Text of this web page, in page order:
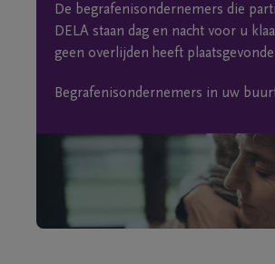
De begrafenisondernemers die
DELA staan dag en nacht voor u
geen overlijden heeft
Begrafenisondernemers in uw